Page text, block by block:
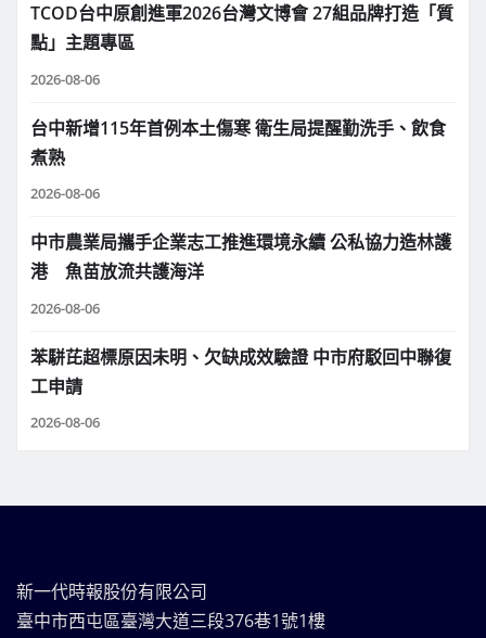
TCOD台中原創進軍2026台灣文博會 27組品牌打造「質
點」主題專區
2026-08-06
台中新增115年首例本土傷寒 衛生局提醒勤洗手、飲食
煮熟
2026-08-06
中市農業局攜手企業志工推進環境永續 公私協力造林護
港 魚苗放流共護海洋
2026-08-06
苯駢芘超標原因未明、欠缺成效驗證 中市府駁回中聯復
工申請
2026-08-06
新一代時報股份有限公司
臺中市西屯區臺灣大道三段376巷1號1樓